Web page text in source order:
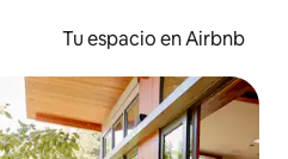
Tu espacio en Airbnb